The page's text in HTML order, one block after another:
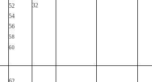
52
54
56
58
60
32